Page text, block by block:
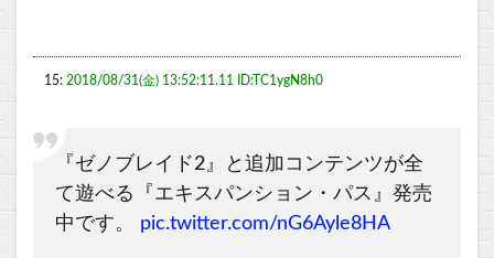
15: 2018/08/31(金) 13:52:11.11 ID:TC1ygN8h0
『ゼノブレイド2』と追加コンテンツが全
て遊べる『エキスパンション・パス』発売
中です。 pic.twitter.com/nG6Ayle8HA